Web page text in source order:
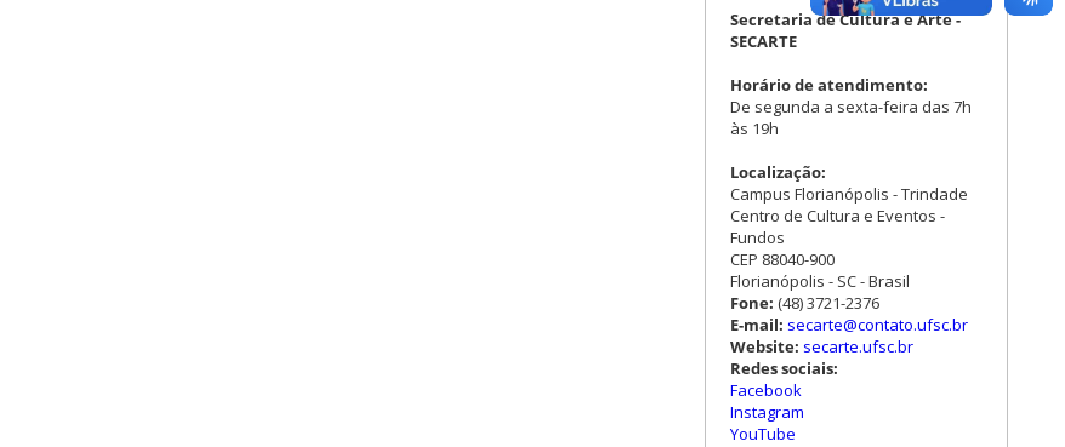
Secretaria de Cultura e Arte -
SECARTE
Horário de atendimento:
De segunda a sexta-feira das 7h
às 19h
Localização:
Campus Florianópolis - Trindade
Centro de Cultura e Eventos -
Fundos
CEP 88040-900
Florianópolis - SC - Brasil
Fone: (48) 3721-2376
E-mail: secarte@contato.ufsc.br
Website: secarte.ufsc.br
Redes sociais:
Facebook
Instagram
YouTube